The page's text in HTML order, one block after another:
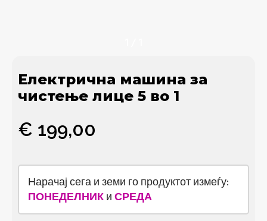
Електрична машина за
чистење лице 5 во 1
€ 199,00
Нарачај сега и земи го продуктот измеѓу:
ПОНЕДЕЛНИК и СРЕДА